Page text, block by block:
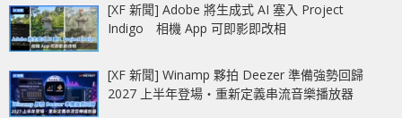
[XF 新聞] Adobe 將生成式 AI 塞入 Project
Indigo 相機 App 可即影即改相
[XF 新聞] Winamp 夥拍 Deezer 準備強勢回歸
2027 上半年登場‧重新定義串流音樂播放器